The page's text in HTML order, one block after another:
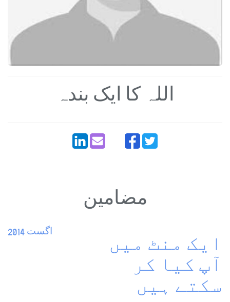
اللہ کا ایک بندہ
مضامین
اگست 2014
ایک منٹ میں
آپ کیا کر
سکتے ہیں